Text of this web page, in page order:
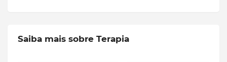
Saiba mais sobre Terapia